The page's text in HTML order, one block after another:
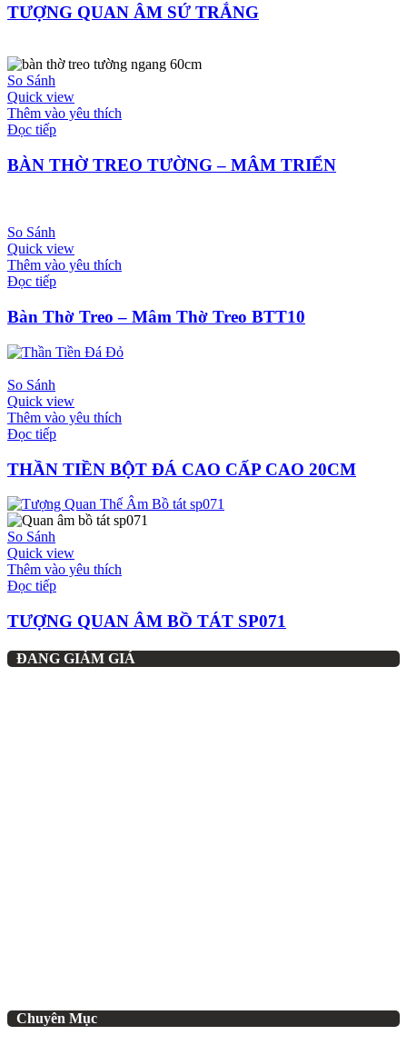
TƯỢNG QUAN ÂM SỨ TRẮNG
So Sánh
Quick view
Thêm vào yêu thích
Đọc tiếp
BÀN THỜ TREO TƯỜNG – MÂM TRIỂN
So Sánh
Quick view
Thêm vào yêu thích
Đọc tiếp
Bàn Thờ Treo – Mâm Thờ Treo BTT10
So Sánh
Quick view
Thêm vào yêu thích
Đọc tiếp
THẦN TIỀN BỘT ĐÁ CAO CẤP CAO 20CM
So Sánh
Quick view
Thêm vào yêu thích
Đọc tiếp
TƯỢNG QUAN ÂM BỒ TÁT SP071
ĐANG GIẢM GIÁ
Chuyên Mục